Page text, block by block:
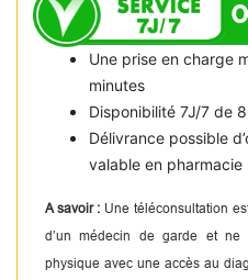
Une prise en charge
minutes
Disponibilité 7J/7 de
Délivrance possible
valable en pharmacie
A savoir : Une téléconsultation
d’un médecin de garde et ne
physique avec une accès au